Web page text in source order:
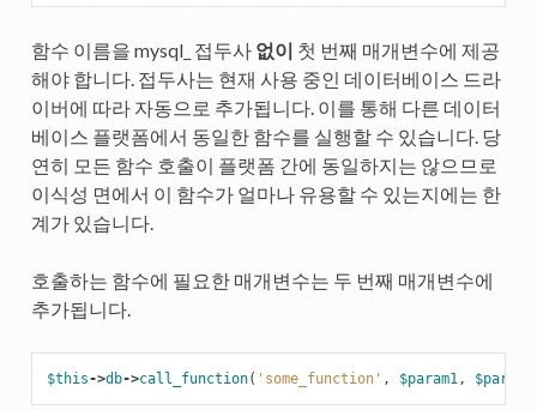
함수 이름을 mysql_ 접두사 없이 첫 번째 매개변수에 제공
해야 합니다. 접두사는 현재 사용 중인 데이터베이스 드라
이버에 따라 자동으로 추가됩니다. 이를 통해 다른 데이터
베이스 플랫폼에서 동일한 함수를 실행할 수 있습니다. 당
연히 모든 함수 호출이 플랫폼 간에 동일하지는 않으므로
이식성 면에서 이 함수가 얼마나 유용할 수 있는지에는 한
계가 있습니다.
호출하는 함수에 필요한 매개변수는 두 번째 매개변수에
추가됩니다.
$this->db->call_function( 'some_function' , $param1 , $param2